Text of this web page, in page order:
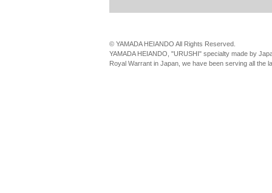
© YAMADA HEIANDO All Rights Reserved.
YAMADA HEIANDO, "URUSHI" specialty made by
Royal Warrant in Japan, we have been serving all the